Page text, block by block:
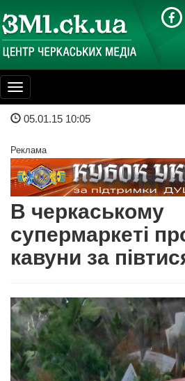
Toggle
navigation
05.01.15 10:05
Реклама
В черкаському
супермаркеті
кавуни за